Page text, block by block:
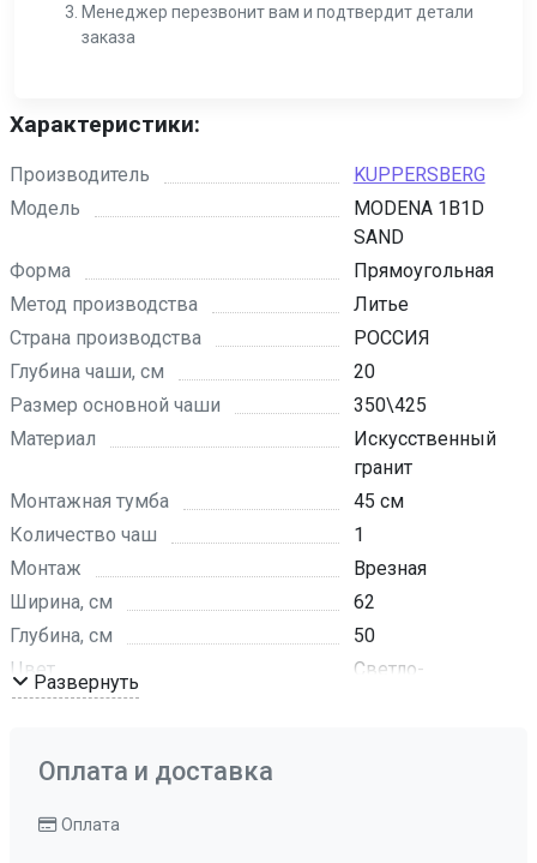
Менеджер перезвонит вам и подтвердит детали
заказа
Характеристики:
Производитель
KUPPERSBERG
Модель
MODENA 1B1D
SAND
Форма
Прямоугольная
Метод производства
Литье
Страна производства
РОССИЯ
Глубина чаши, см
20
Размер основной чаши
350\425
Материал
Искусственный
гранит
Монтажная тумба
45 см
Количество чаш
1
Монтаж
Врезная
Ширина, см
62
Глубина, см
50
Цвет
Светло-
Развернуть
Оплата и доставка
Оплата